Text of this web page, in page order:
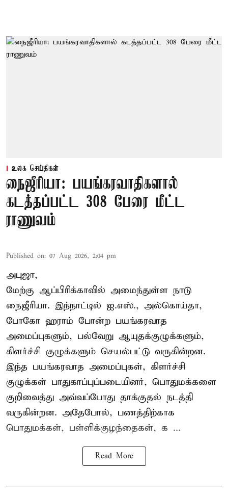
உலக செய்திகள்
நைஜீரியா: பயங்கரவாதிகளால்
கடத்தப்பட்ட 308 பேரை மீட்ட
ராணுவம்
Published on: 07 Aug 2026, 2:04 pm
அபுஜா,
மேற்கு ஆப்பிரிக்காவில் அமைந்துள்ள நாடு
நைஜீரியா. இந்நாட்டில் ஐ.எஸ்., அல்கொய்தா,
போகோ ஹராம் போன்ற பயங்கரவாத
அமைப்புகளும், பல்வேறு ஆயுதக்குழுக்களும்,
கிளர்ச்சி குழுக்களும் செயல்பட்டு வருகின்றன.
இந்த பயங்கரவாத அமைப்புகள், கிளர்ச்சி
குழுக்கள் பாதுகாப்புப்படையினர், பொதுமக்களை
குறிவைத்து அவ்வப்போது தாக்குதல் நடத்தி
வருகின்றன. அதேபோல், பணத்திற்காக
பொதுமக்கள், பள்ளிக்குழந்தைகள், க ...
Read More